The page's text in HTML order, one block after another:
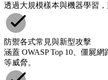
透過大規模樣本與機器學習
防禦各式常見與新型攻擊
涵蓋 OWASP Top 10、僵屍
等威脅。